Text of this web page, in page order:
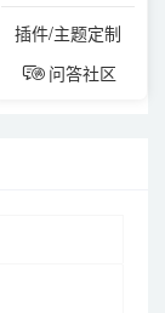
插件/主题定制
问答社区